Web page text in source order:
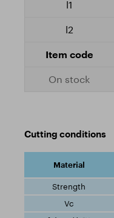
Cutting conditions